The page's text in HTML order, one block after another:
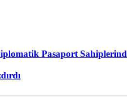
Pasaport